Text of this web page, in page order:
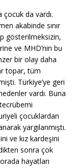
çocuk da vardı.
akabinde sınır
gösterilmeksizin,
ve MHD’nin bu
bir olay daha
topar, tüm
Türkiye’ye geri
vardı. Buna
çocuklardan
yargılanmıştı.
ve kız kardeşini
sonra çok
hayatları